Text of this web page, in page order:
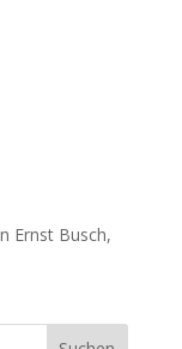
Ernst Busch,